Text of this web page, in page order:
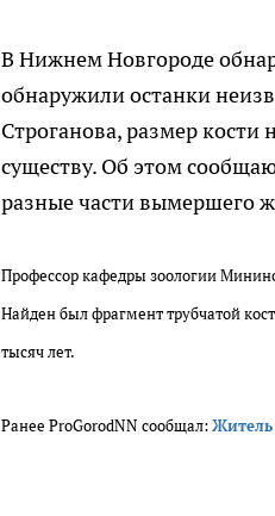
В Нижнем Новгороде
обнаружили останки
Строганова, размер
существу. Об этом
разные части вымершего
Профессор кафедры зоологии
Найден был фрагмент трубчатой
тысяч лет.
Ранее ProGorodNN сообщал:Житель